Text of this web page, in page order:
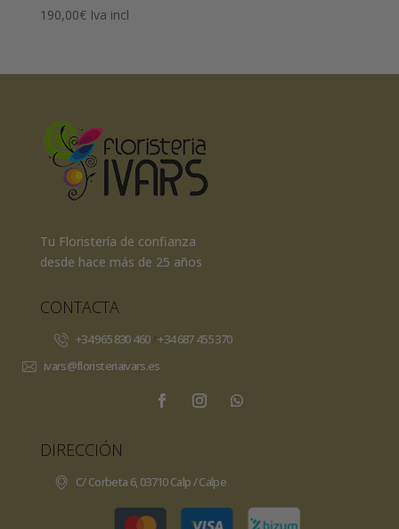
190,00€ Iva incl
Tu Floristería de confianza
desde hace más de 25 años
CONTACTA
+34 965 830 460/+34 687 455 370
ivars@floristeriaivars.es
DIRECCIÓN
C/ Corbeta 6, 03710 Calp / Calpe